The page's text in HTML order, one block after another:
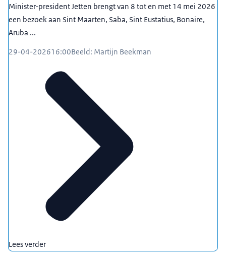
Minister-president Jetten brengt van 8 tot en met 14 mei 2026
een bezoek aan Sint Maarten, Saba, Sint Eustatius, Bonaire,
Aruba ...
29-04-202616:00Beeld: Martijn Beekman
Lees verder